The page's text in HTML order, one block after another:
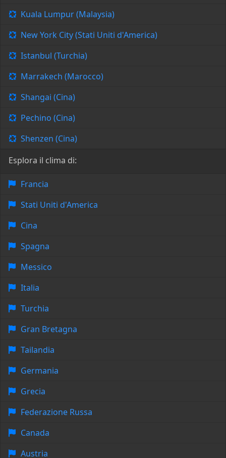
Kuala Lumpur (Malaysia)
New York City (Stati Uniti d'America)
Istanbul (Turchia)
Marrakech (Marocco)
Shangai (Cina)
Pechino (Cina)
Shenzen (Cina)
Esplora il clima di:
Francia
Stati Uniti d'America
Cina
Spagna
Messico
Italia
Turchia
Gran Bretagna
Tailandia
Germania
Grecia
Federazione Russa
Canada
Austria